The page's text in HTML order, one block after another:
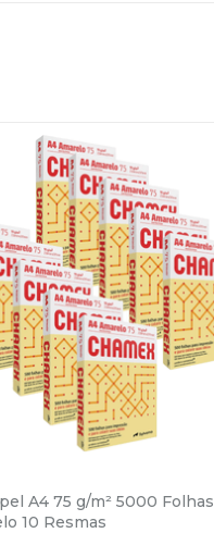
A4 75 g/m² 5000 Folhas
10 Resmas